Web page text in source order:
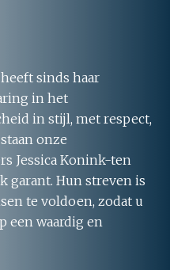
sinds haar
in het
in stijl, met respect,
onze
Jessica Konink-ten
garant. Hun streven is
te voldoen, zodat u
een waardig en